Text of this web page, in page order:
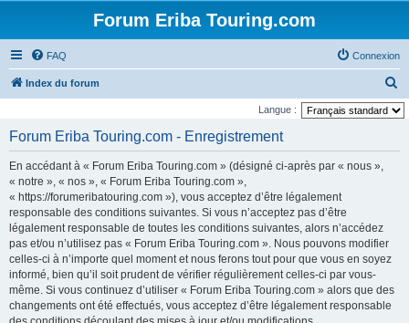
Forum Eriba Touring.com
FAQ Connexion
Index du forum
e
Langue :
Forum Eriba Touring.com - Enregistrement
En accédant à « Forum Eriba Touring.com » (désigné ci-après par « nous »,
« notre », « nos », « Forum Eriba Touring.com »,
« https://forumeribatouring.com »), vous acceptez d’être légalement
responsable des conditions suivantes. Si vous n’acceptez pas d’être
légalement responsable de toutes les conditions suivantes, alors n’accédez
pas et/ou n’utilisez pas « Forum Eriba Touring.com ». Nous pouvons modifier
celles-ci à n’importe quel moment et nous ferons tout pour que vous en soyez
informé, bien qu’il soit prudent de vérifier régulièrement celles-ci par vous-
même. Si vous continuez d’utiliser « Forum Eriba Touring.com » alors que des
changements ont été effectués, vous acceptez d’être légalement responsable